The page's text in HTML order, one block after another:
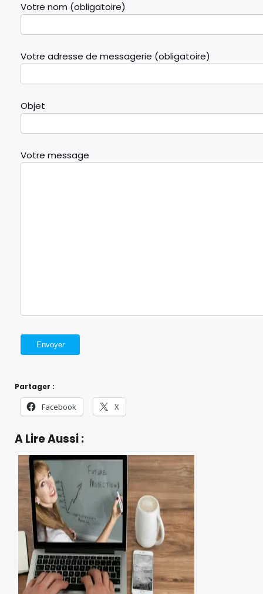
Votre nom (obligatoire)
Votre adresse de messagerie (obligatoire)
Objet
Votre message
Partager :
Facebook X
A Lire Aussi :